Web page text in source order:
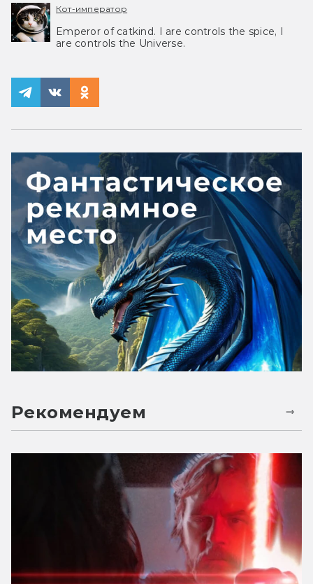
Кот-император
Emperor of catkind. I are controls the spice, I
are controls the Universe.
Рекомендуем